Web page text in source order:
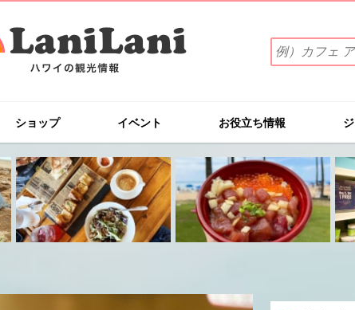
索
ワ
を
入
力
(例）
カ
フ
ェ
イ
ショップ イベント お役立ち情報